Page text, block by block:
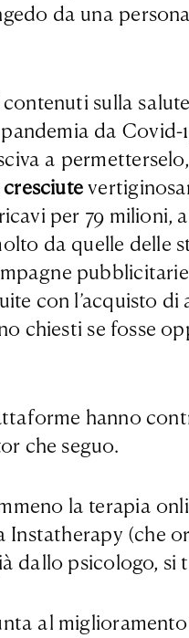
da una
contenuti sulla
da
a
cresciute
per 79
da quelle delle
con l’acquisto
chiesti se fosse
hanno
che seguo.
la terapia
(che
dallo psicologo, si
al